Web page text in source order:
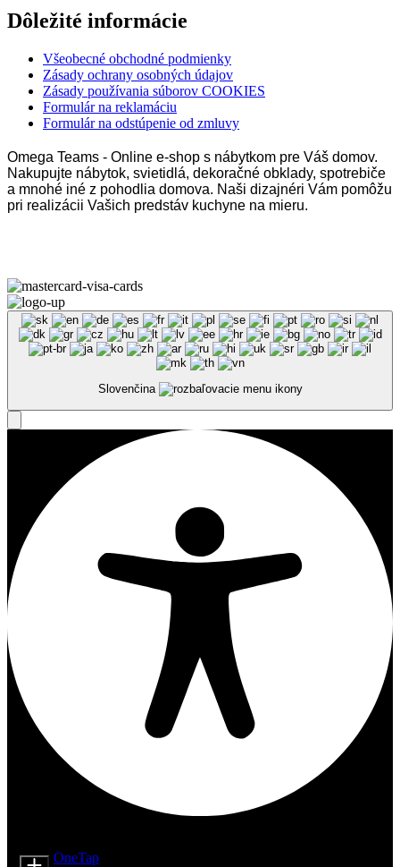
Dôležité informácie
Všeobecné obchodné podmienky
Zásady ochrany osobných údajov
Zásady používania súborov COOKIES
Formulár na reklamáciu
Formulár na odstúpenie od zmluvy
Omega Teams - Online e-shop s nábytkom pre Váš domov.
Nakupujte nábytok, svietidlá, dekoračné obklady, spotrebiče
a mnohé iné z pohodlia domova. Naši dizajnéri Vám pomôžu
pri realizácii Vašich predstáv kuchyne na mieru.
Slovenčina
Beží na OneTap